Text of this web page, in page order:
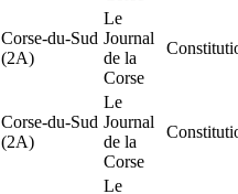
Corse-du-Sud
(2A)
Le
Journal
de la
Corse
Corse-du-Sud
(2A)
Le
Journal
de la
Corse
Le